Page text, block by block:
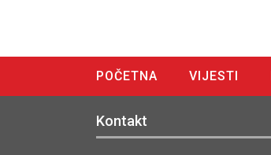
POČETNA VIJESTI
Kontakt